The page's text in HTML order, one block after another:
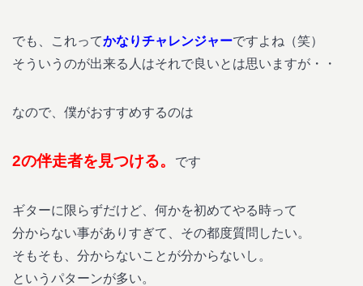
でも、これってかなりチャレンジャーですよね（笑）
そういうのが出来る人はそれで良いとは思いますが・・
なので、僕がおすすめするのは
2の伴走者を見つける。 です
ギターに限らずだけど、何かを初めてやる時って
分からない事がありすぎて、その都度質問したい。
そもそも、分からないことが分からないし。
というパターンが多い。